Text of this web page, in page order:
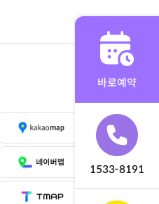
바로예약
1533-8191